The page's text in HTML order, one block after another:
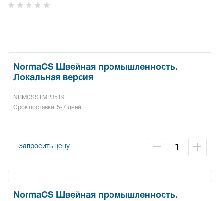
NormaCS Швейная промышленность.
Локальная версия
NRMCSSTMP3519
Срок поставки: 5-7 дней
Запросить цену
NormaCS Швейная промышленность.